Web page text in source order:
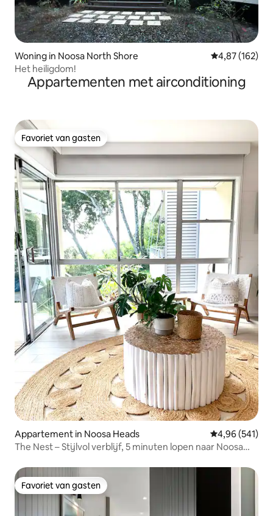
Woning in Noosa North Shore Gemiddelde
4,87 (162)
Het heiligdom!
Appartementen met airconditioning
Favoriet van gasten
Favoriet van gasten
Appartement in Noosa Heads Gemiddelde
4,96 (541)
The Nest – Stijlvol verblijf, 5 minuten lopen naar Noosa
Favoriet van gasten
Favoriet van gasten